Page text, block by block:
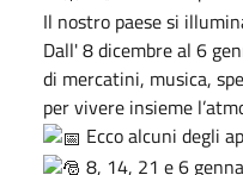
Il nostro paese si
Dall' 8 dicembre al 6
di mercatini, musica,
per vivere insieme
Ecco alcuni degli
8, 14, 21 e 6